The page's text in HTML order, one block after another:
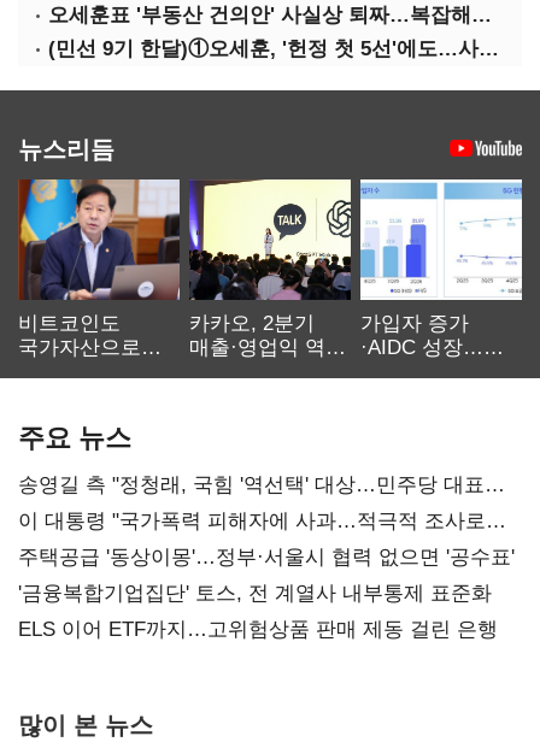
오세훈표 '부동산 건의안' 사실상 퇴짜…복잡해진 '재개발 31만호' 셈법
(민선 9기 한달)①오세훈, '헌정 첫 5선'에도…사법리스크·여소야대에 발목
뉴스리듬
비트코인도
국가자산으로…'
카카오, 2분기
매출·영업익 역대
가입자 증가
·AIDC 성장…
주요 뉴스
송영길 측 "정청래, 국힘 '역선택' 대상…민주당 대표로
총선 지휘 못해"
이 대통령 "국가폭력 피해자에 사과…적극적 조사로
진실 밝혀야"
주택공급 '동상이몽'…정부·서울시 협력 없으면 '공수표'
'금융복합기업집단' 토스, 전 계열사 내부통제 표준화
ELS 이어 ETF까지…고위험상품 판매 제동 걸린 은행
많이 본 뉴스